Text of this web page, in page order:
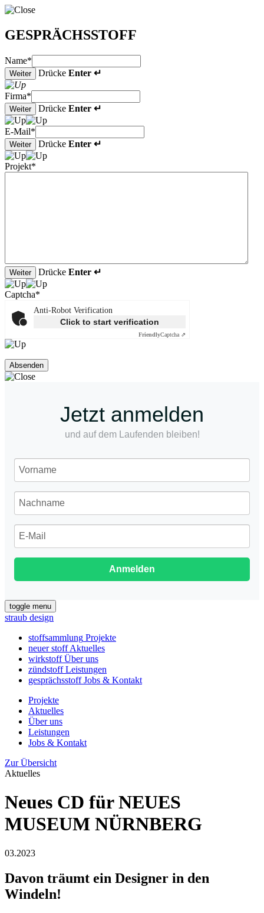
GESPRÄCHSSTOFF
Name*
Weiter Drücke Enter ↵
Firma*
Weiter Drücke Enter ↵
E-Mail*
Weiter Drücke Enter ↵
Projekt*
Weiter Drücke Enter ↵
Captcha*
Anti-Robot Verification
Click to start verification
FriendlyCaptcha ⇗
Jetzt anmelden
und auf dem Laufenden bleiben!
Anmelden
toggle menu
straub design
stoffsammlung Projekte
neuer stoff Aktuelles
wirkstoff Über uns
zündstoff Leistungen
gesprächsstoff Jobs & Kontakt
Projekte
Aktuelles
Über uns
Leistungen
Jobs & Kontakt
Zur Übersicht
Aktuelles
Neues CD für NEUES
MUSEUM NÜRNBERG
03.2023
Davon träumt ein Designer in den
Windeln!